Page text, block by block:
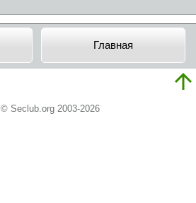
Главная
© Seclub.org 2003-2026